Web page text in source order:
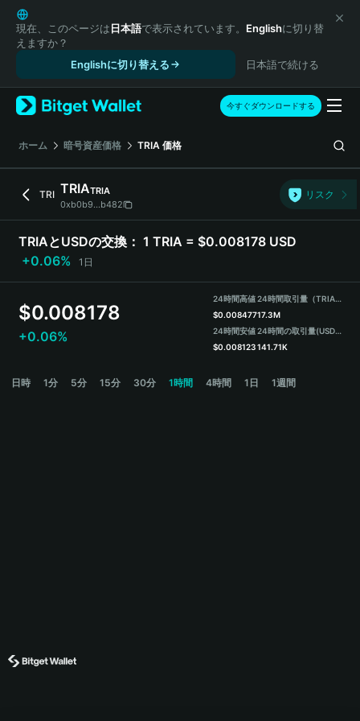
English
日本語
Tiếng Việt
Español (Latinoamérica)
Türkçe
Français
Deutsch
繁體中文
Português (Portugal)
Bahasa Indonesia
ภาษาไทย
हिन्दी
Español
Português (Brasil)
現在、このページは日本語で表示されています。 Englishに切り替
えますか？
Englishに切り替える
日本語で続ける
今すぐダウンロードする
ホーム 暗号資産価格 TRIA 価格
TRI TRIATRIA
0xb0b9...b482
リスク
TRIAとUSDの交換： 1 TRIA = $0.008178 USD
+0.06%
1日
$0.008178
+0.06%
24時間高値
$0.008477
24時間安値
$0.008123
24時間取引量（TRIA）
17.3M
24時間の取引量(USDT)
141.71K
日時 1分 5分 15分 30分 1時間 4時間 1日 1週間